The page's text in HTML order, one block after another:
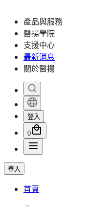
產品與服務
醫揚學院
支援中心
最新消息
關於醫揚
登入
0
登入
首頁